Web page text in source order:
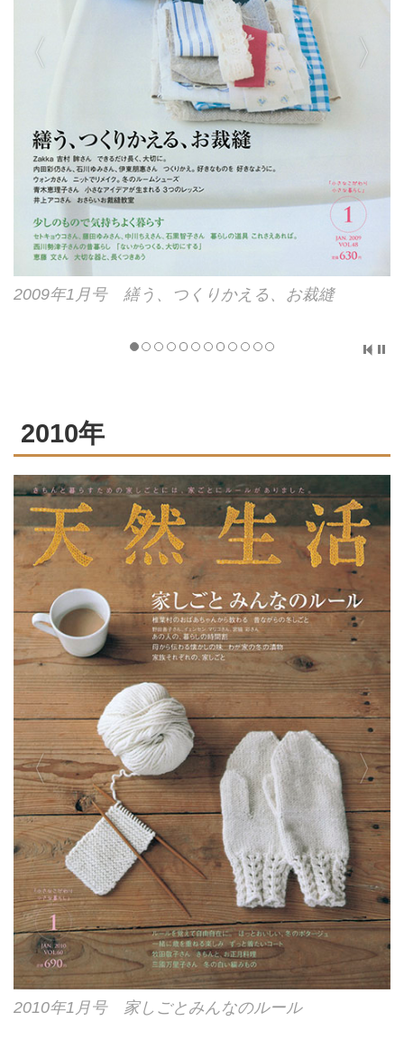
2009年1月号 繕う、つくりかえる、お裁縫
2010年
2010年1月号 家しごとみんなのルール